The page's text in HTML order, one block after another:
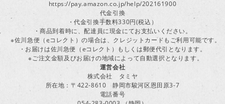
https://pay.amazon.co.jp/help/202161900
代金引換
・代金引換手数料330円(税込）
・商品到着時に、配達員に現金にてお支払いください。
※佐川急便（eコレクト）の場合は、クレジットカードもご利用可能です。
・お届けは佐川急便（eコレクト）もしくは郵便代引となります。
※ご注文金額及びお届けの地域によって自動選択となります。
運営会社
株式会社 タミヤ
所在地：〒422-8610 静岡市駿河区恩田原3-7
電話番号